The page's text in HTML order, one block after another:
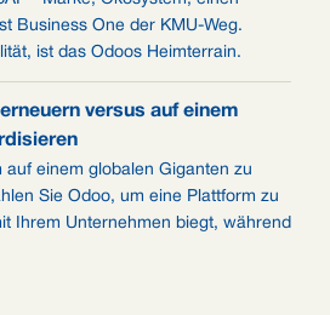
Business One der KMU-Weg.
ist das Odoos Heimterrain.
versus auf einem
auf einem globalen Giganten zu
Sie Odoo, um eine Plattform zu
Ihrem Unternehmen biegt, während